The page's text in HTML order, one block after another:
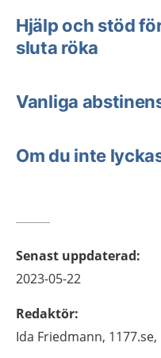
Hjälp och stöd
sluta röka
Vanliga
Om du inte
Senast uppdaterad:
2023-05-22
Redaktör:
Ida Friedmann,